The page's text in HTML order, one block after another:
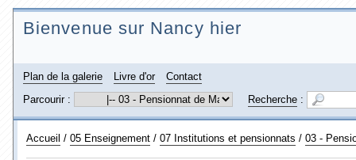
Bienvenue sur Nancy hier
Plan de la galerie Livre d'or
Contact
Parcourir :
Recherche :
Accueil / 05 Enseignement / 07 Institutions et pensionnats / 03 -